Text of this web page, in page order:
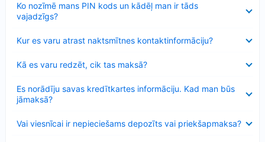
Ko nozīmē mans PIN kods un kādēļ man ir tāds
vajadzīgs?
Kur es varu atrast naktsmītnes kontaktinformāciju?
Kā es varu redzēt, cik tas maksā?
Es norādīju savas kredītkartes informāciju. Kad man būs
jāmaksā?
Vai viesnīcai ir nepieciešams depozīts vai priekšapmaksa?